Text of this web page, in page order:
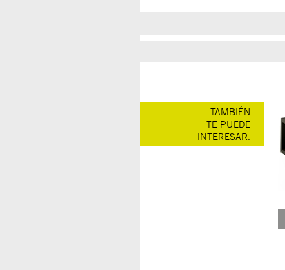
TAMBIÉN
TE PUEDE
INTERESAR: